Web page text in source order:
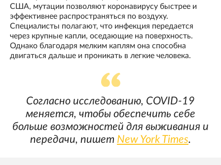
США, мутации позволяют коронавирусу быстрее и
эффективнее распространяться по воздуху.
Специалисты полагают, что инфекция передается
через крупные капли, оседающие на поверхность.
Однако благодаря мелким каплям она способна
двигаться дальше и проникать в легкие человека.
Согласно исследованию, COVID-19
меняется, чтобы обеспечить себе
больше возможностей для выживания и
передачи, пишет New York Times.